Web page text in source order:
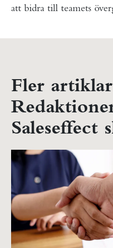
att bidra till teamets
Fler
Saleseffect